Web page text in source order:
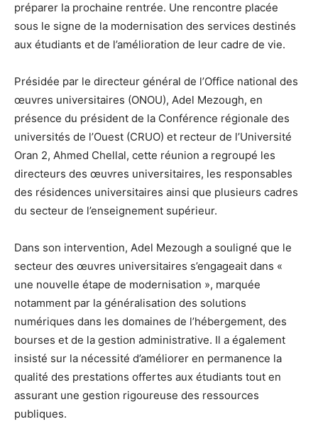
préparer la prochaine rentrée. Une rencontre placée
sous le signe de la modernisation des services destinés
aux étudiants et de l’amélioration de leur cadre de vie.
Présidée par le directeur général de l’Office national des
œuvres universitaires (ONOU), Adel Mezough, en
présence du président de la Conférence régionale des
universités de l’Ouest (CRUO) et recteur de l’Université
Oran 2, Ahmed Chellal, cette réunion a regroupé les
directeurs des œuvres universitaires, les responsables
des résidences universitaires ainsi que plusieurs cadres
du secteur de l’enseignement supérieur.
Dans son intervention, Adel Mezough a souligné que le
secteur des œuvres universitaires s’engageait dans «
une nouvelle étape de modernisation », marquée
notamment par la généralisation des solutions
numériques dans les domaines de l’hébergement, des
bourses et de la gestion administrative. Il a également
insisté sur la nécessité d’améliorer en permanence la
qualité des prestations offertes aux étudiants tout en
assurant une gestion rigoureuse des ressources
publiques.